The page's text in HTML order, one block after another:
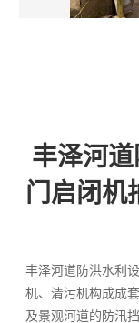
丰泽河
门启闭机
丰泽河道防洪水利
机、清污机构成成
及景观河道的防汛